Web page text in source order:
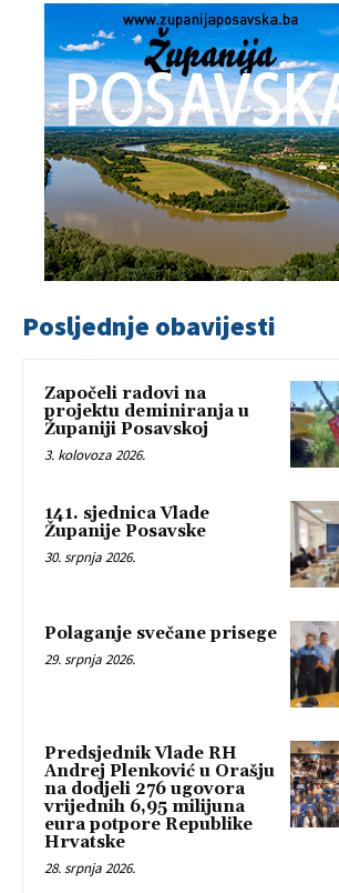
Posljednje obavijesti
Započeli radovi na
projektu deminiranja u
Županiji Posavskoj
3. kolovoza 2026.
141. sjednica Vlade
Županije Posavske
30. srpnja 2026.
Polaganje svečane prisege
29. srpnja 2026.
Predsjednik Vlade RH
Andrej Plenković u Orašju
na dodjeli 276 ugovora
vrijednih 6,95 milijuna
eura potpore Republike
Hrvatske
28. srpnja 2026.